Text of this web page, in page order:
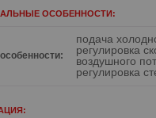
ОСОБЕННОСТИ:
подача
регулировка
воздушного
регулировка